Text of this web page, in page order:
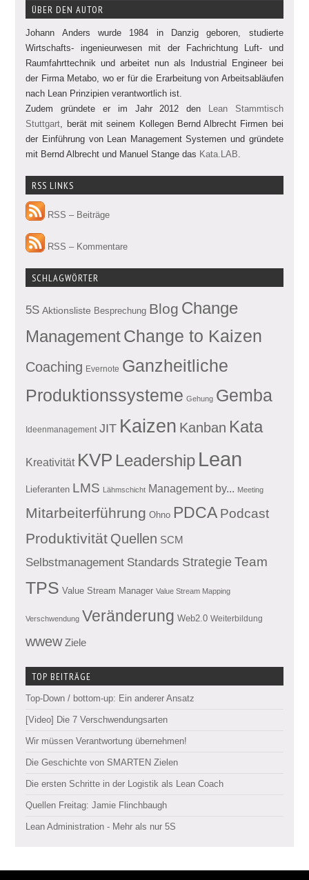
ÜBER DEN AUTOR
Johann Anders wurde 1984 in Danzig geboren, studierte
Wirtschafts- ingenieurwesen mit der Fachrichtung Luft- und
Raumfahrttechnik und arbeitet nun als Industrial Engineer bei
der Firma Metabo, wo er für die Erarbeitung von Arbeitsabläufen
nach Lean Prinzipien verantwortlich ist.
Zudem gründete er im Jahr 2012 den
Lean Stammtisch
Stuttgart, berät mit seinem Kollegen Bernd Albrecht Firmen bei
der Einführung von Lean Management Systemen und gründete
mit Bernd Albrecht und Manuel Stange das Kata.LAB.
RSS LINKS
RSS – Beiträge
RSS – Kommentare
SCHLAGWÖRTER
5S Aktionsliste Besprechung Blog Change
ManagementChange to Kaizen
Coaching Evernote Ganzheitliche
Produktionssysteme Gehung Gemba
Ideenmanagement JIT Kaizen Kanban Kata
Kreativität KVP Leadership Lean
Lieferanten LMS Lähmschicht Management by... Meeting
Mitarbeiterführung Ohno PDCA Podcast
Produktivität Quellen SCM
Selbstmanagement Standards Strategie Team
TPS Value Stream Manager Value Stream Mapping
Verschwendung Veränderung Web2.0 Weiterbildung
wwew Ziele
TOP BEITRÄGE
Top-Down / bottom-up: Ein anderer Ansatz
[Video] Die 7 Verschwendungsarten
Wir müssen Verantwortung übernehmen!
Die Geschichte von SMARTEN Zielen
Die ersten Schritte in der Logistik als Lean Coach
Quellen Freitag: Jamie Flinchbaugh
Lean Administration - Mehr als nur 5S